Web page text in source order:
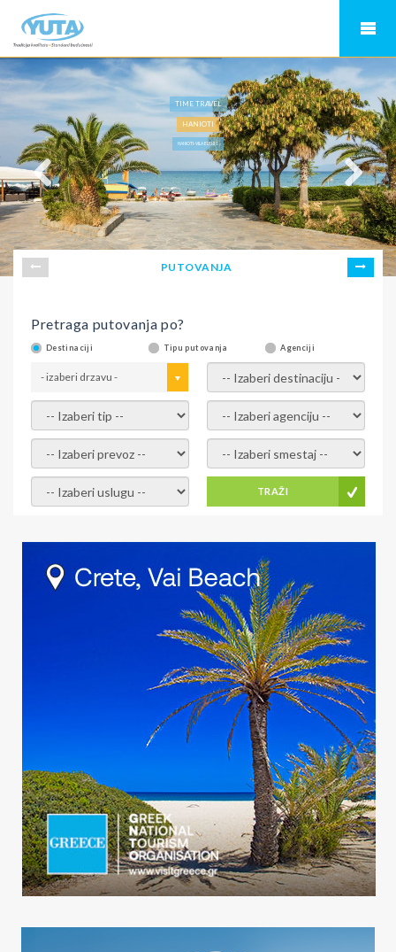
TIME TRAVEL
HANIOTI
HANIOTI-VILA ELENI 1
PUTOVANJA
Pretraga putovanja po?
Destinaciji Tipu putovanja Agenciji
- izaberi drzavu - - izaberi destinaciju -
- izaberi tip - - izaberi agenciju -
- izaberi prevoz - - Izaberite smestaj -
- Izaberite uslugu - TRAŽI